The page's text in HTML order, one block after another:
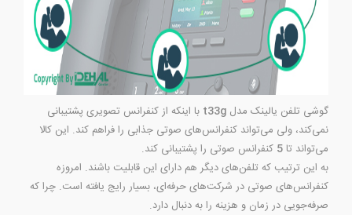
گوشی تلفن یالینک مدل t33g با اینکه از کنفرانس تصویری پشتیبانی
نمی‌کند، ولی می‌تواند کنفرانس‌های صوتی جذابی را فراهم کند. این کالا
می‌تواند تا 5 کنفرانس صوتی را پشتیبانی کند.
به این ترتیب که تلفن‌های دیگر هم دارای این قابلیت باشند. امروزه
کنفرانس‌‌های صوتی در شرکت‌های حرفه‌ای، بسیار رایج یافته است. چرا که
صرفه‌جویی در زمان و هزینه را به دنبال دارد.